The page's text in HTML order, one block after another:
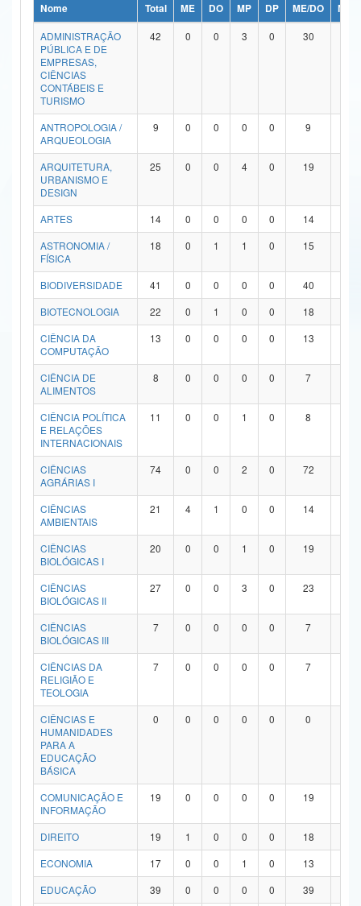
Ministério da Ciência, Tecnologia, Inovações e Comunicações
Ministério do Meio Ambiente
Ministério do Turismo
Ministério do Desenvolvimento Regional
Controladoria-Geral da União
Ministério da Mulher, da Família e dos Direitos Humanos
Secretaria de Governo
Advocacia-Geral da União
Banco Central do Brasil
Nome Total ME DO MP DP ME/DO
MP/
ADMINISTRAÇÃO
PÚBLICA E DE
EMPRESAS,
CIÊNCIAS
CONTÁBEIS E
TURISMO
42 0 0 3 0 30
ANTROPOLOGIA /
ARQUEOLOGIA
9 0 0 0 0 9
ARQUITETURA,
URBANISMO E
DESIGN
25 0 0 4 0 19
ARTES 14 0 0 0 0 14
ASTRONOMIA /
FÍSICA
18 0 1 1 0 15
BIODIVERSIDADE 41 0 0 0 0 40
BIOTECNOLOGIA
22 0 1 0 0 18
CIÊNCIA DA
COMPUTAÇÃO
13 0 0 0 0 13
CIÊNCIA DE
ALIMENTOS
8 0 0 0 0 7
CIÊNCIA POLÍTICA
E RELAÇÕES
INTERNACIONAIS
11 0 0 1 0 8
CIÊNCIAS
AGRÁRIAS I
74 0 0 2 0 72
CIÊNCIAS
AMBIENTAIS
21 4 1 0 0 14
CIÊNCIAS
BIOLÓGICAS I
20 0 0 1 0 19
CIÊNCIAS
BIOLÓGICAS II
27 0 0 3 0 23
CIÊNCIAS
BIOLÓGICAS III
7 0 0 0 0 7
CIÊNCIAS DA
RELIGIÃO E
TEOLOGIA
7 0 0 0 0 7
CIÊNCIAS E
HUMANIDADES
PARA A
EDUCAÇÃO
BÁSICA
0 0 0 0 0 0
COMUNICAÇÃO E
INFORMAÇÃO
19 0 0 0 0 19
DIREITO 19 1 0 0 0 18
ECONOMIA
17 0 0 1 0 13
EDUCAÇÃO
39 0 0 0 0 39